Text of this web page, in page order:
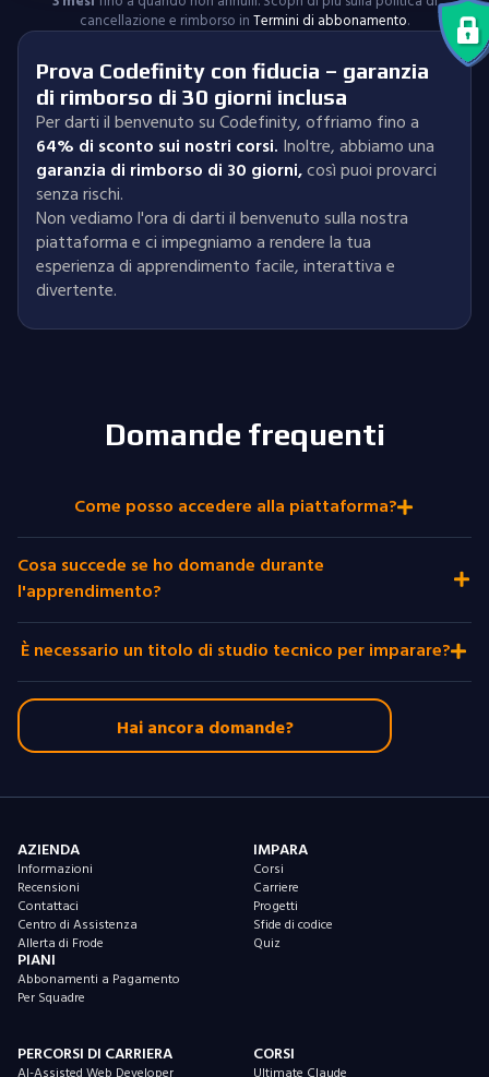
cancellazione e rimborso inTermini di abbonamento.
Prova Codefinity con fiducia – garanzia
di rimborso di 30 giorni inclusa
Per darti il benvenuto su Codefinity, offriamo fino a
64% di sconto sui nostri corsi. Inoltre, abbiamo una
garanzia di rimborso di 30 giorni,così puoi provarci
senza rischi.
Non vediamo l'ora di darti il benvenuto sulla nostra
piattaforma e ci impegniamo a rendere la tua
esperienza di apprendimento facile, interattiva e
divertente.
Domande frequenti
Come posso accedere alla piattaforma?
Cosa succede se ho domande durante
l'apprendimento?
È necessario un titolo di studio tecnico per imparare?
Hai ancora domande?
AZIENDA
Informazioni
Recensioni
Contattaci
Centro di Assistenza
Allerta di Frode
PIANI
Abbonamenti a Pagamento
Per Squadre
IMPARA
Corsi
Carriere
Progetti
Sfide di codice
Quiz
PERCORSI DI CARRIERA CORSI